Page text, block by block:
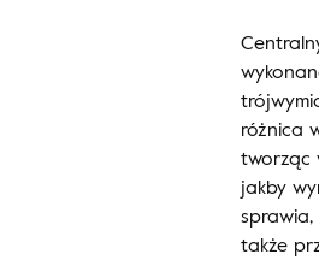
różnica
tworząc
jakby
także